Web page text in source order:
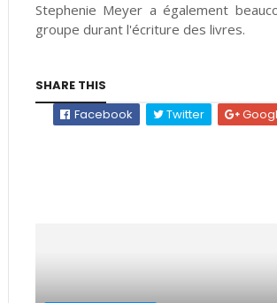
Stephenie Meyer a également
groupe durant l'écriture des livres.
SHARE THIS
Facebook
Twitter